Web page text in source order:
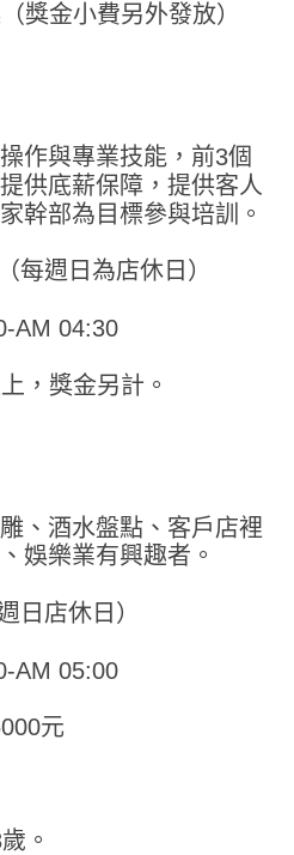
獎金小費另外發放）
作與專業技能，前3個
供底薪保障，提供客人
幹部為目標參與培訓。
每週日為店休日）
AM 04:30
，獎金另計。
、酒水盤點、客戶店裡
娛樂業有興趣者。
日店休日）
AM 05:00
元
。